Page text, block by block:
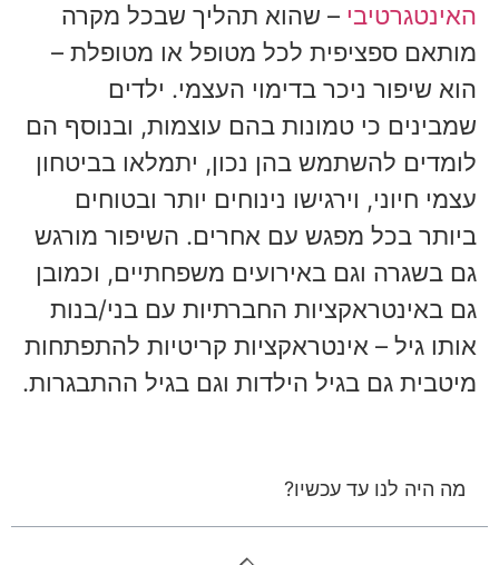
האינטגרטיבי – שהוא תהליך שבכל מקרה
מותאם ספציפית לכל מטופל או מטופלת –
הוא שיפור ניכר בדימוי העצמי. ילדים
שמבינים כי טמונות בהם עוצמות, ובנוסף הם
לומדים להשתמש בהן נכון, יתמלאו בביטחון
עצמי חיוני, וירגישו נינוחים יותר ובטוחים
ביותר בכל מפגש עם אחרים. השיפור מורגש
גם בשגרה וגם באירועים משפחתיים, וכמובן
גם באינטראקציות החברתיות עם בני/בנות
אותו גיל – אינטראקציות קריטיות להתפתחות
מיטבית גם בגיל הילדות וגם בגיל ההתבגרות.
מה היה לנו עד עכשיו?